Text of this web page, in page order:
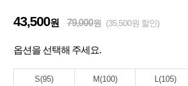
43,500원 79,000원 (35,500원 할인)
옵션을 선택해 주세요.
S(95) M(100) L(105)